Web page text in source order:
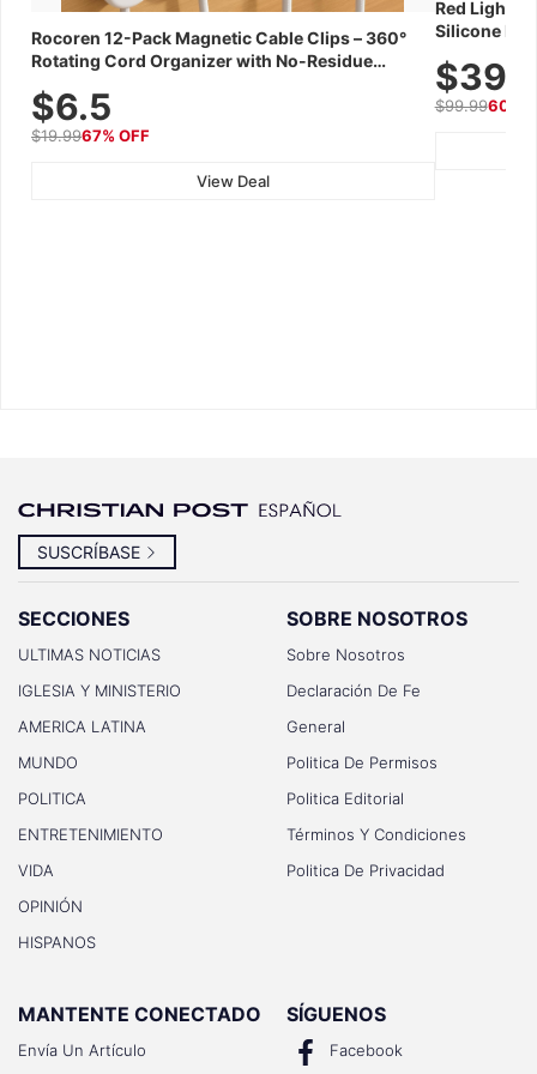
Rocoren 12-Pack Magnetic Cable Clips – 360°
Rotating Cord Organizer with No-Residue
Wall, Car & Office, White
$6.5
$19.9967% OFF
View Deal
Red Light
Silicone
$99.9960%
SUSCRÍBASE
SECCIONES
ULTIMAS NOTICIAS
IGLESIA Y MINISTERIO
AMERICA LATINA
MUNDO
POLITICA
ENTRETENIMIENTO
VIDA
OPINIÓN
HISPANOS
SOBRE NOSOTROS
Sobre Nosotros
Declaración De Fe
General
Politica De Permisos
Politica Editorial
Términos Y Condiciones
Politica De Privacidad
MANTENTE CONECTADO
Envía Un Artículo
SÍGUENOS
Facebook